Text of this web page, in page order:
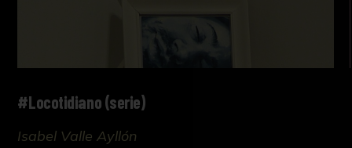
#Locotidiano (serie)
Isabel Valle Ayllón